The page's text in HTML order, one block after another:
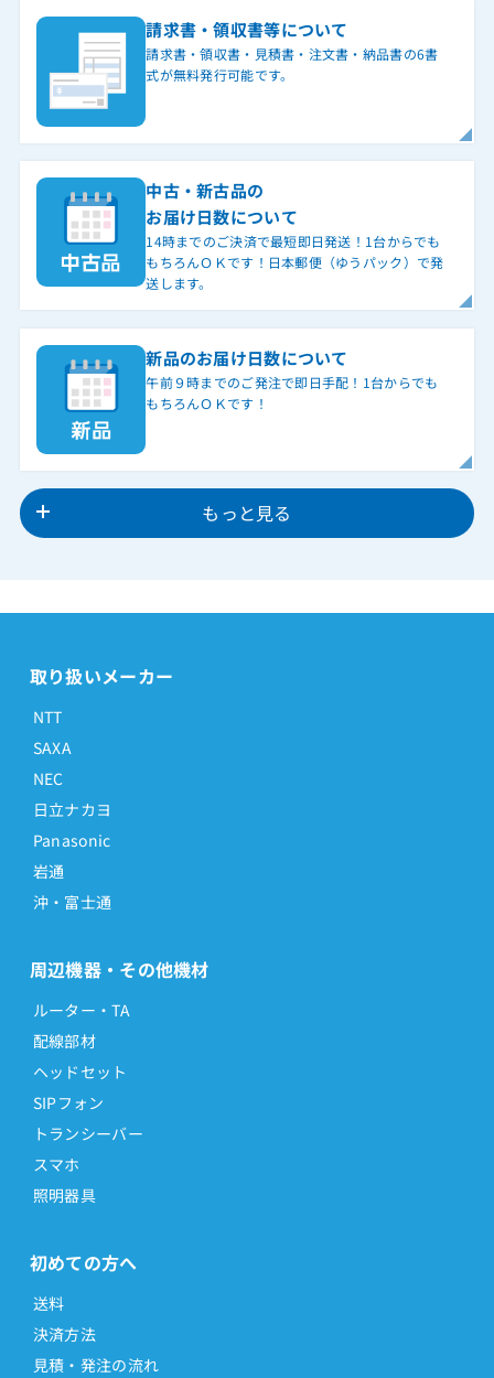
請求書・領収書等について
請求書・領収書・見積書・注文書・納品書の6書
式が無料発行可能です。
中古・新古品の
お届け日数について
14時までのご決済で最短即日発送！1台からでも
もちろんＯＫです！日本郵便（ゆうパック）で発
送します。
新品のお届け日数について
午前９時までのご発注で即日手配！1台からでも
もちろんＯＫです！
もっと見る
取り扱いメーカー
NTT
SAXA
NEC
日立ナカヨ
Panasonic
岩通
沖・富士通
周辺機器・その他機材
ルーター・TA
配線部材
ヘッドセット
SIPフォン
トランシーバー
スマホ
照明器具
初めての方へ
送料
決済方法
見積・発注の流れ